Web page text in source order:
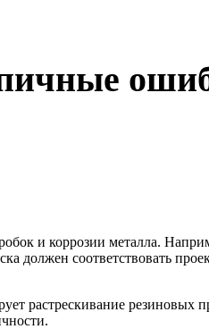
и коррозии металла.
должен соответствовать
растрескивание резиновых